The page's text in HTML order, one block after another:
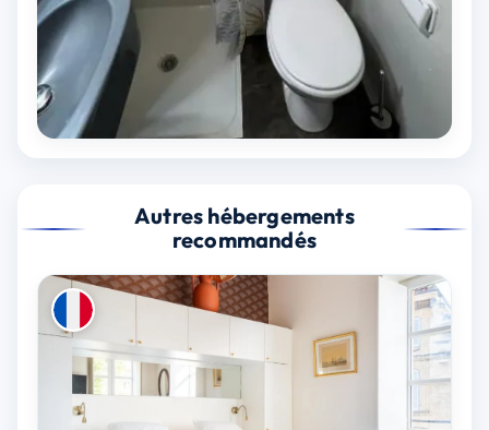
Autres hébergements
recommandés